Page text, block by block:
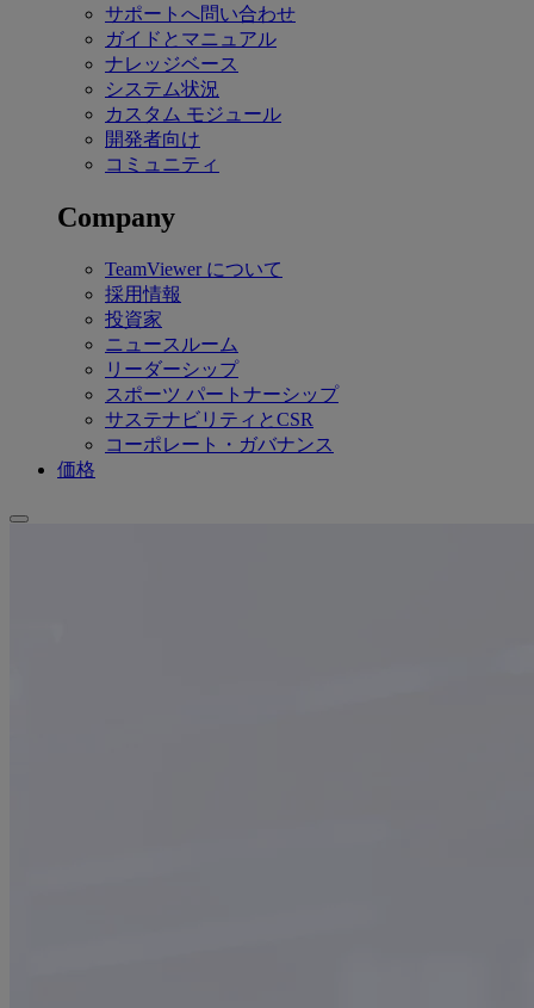
サポートへ問い合わせ
ガイドとマニュアル
ナレッジベース
システム状況
カスタム モジュール
開発者向け
コミュニティ
Company
TeamViewer について
採用情報
投資家
ニュースルーム
リーダーシップ
スポーツ パートナーシップ
サステナビリティとCSR
コーポレート・ガバナンス
価格